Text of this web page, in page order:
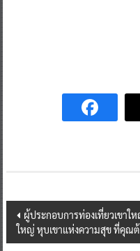
Post
navigation
ผู้ประกอบการท่องเที่ยวเขาใ
ใหญ่ หุบเขาแห่งความสุข ที่คุณ